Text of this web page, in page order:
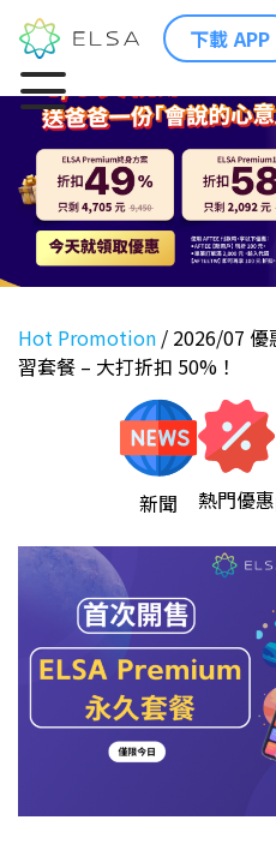
下載 APP
Hot Promotion / 2026/07 優
習套餐 – 大打折扣 50%！
新聞 熱門優惠